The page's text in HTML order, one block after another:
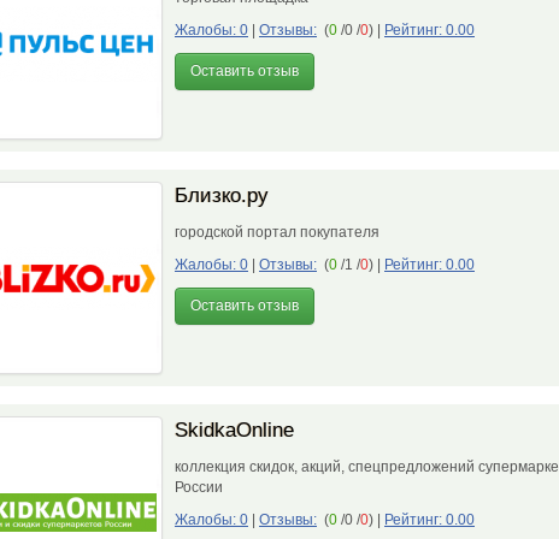
Жалобы: 0
Отзывы: (0 /0 /0) Рейтинг: 0.00
Оставить отзыв
Близко.ру
городской портал покупателя
Жалобы: 0
Отзывы: (0 /1 /0) Рейтинг: 0.00
Оставить отзыв
SkidkaОnline
коллекция скидок, акций, спецпредложений
России
Жалобы: 0
Отзывы: (0 /0 /0) Рейтинг: 0.00